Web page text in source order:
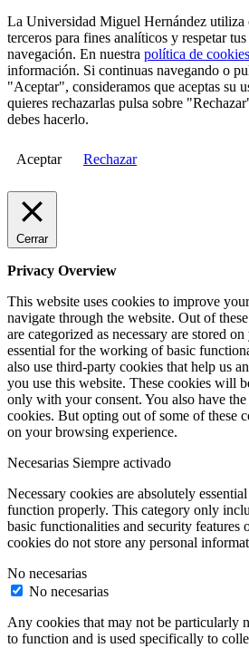
La Universidad Miguel Hernández utiliza
terceros para fines analíticos y respetar
navegación. En nuestra política de cookies
información. Si continuas navegando o
"Aceptar", consideramos que aceptas su
quieres rechazarlas pulsa sobre
debes hacerlo.
Aceptar Rechazar
Cerrar
Privacy Overview
This website uses cookies to improve
navigate through the website. Out of
are categorized as necessary are stored
essential for the working of basic
also use third-party cookies that help us
you use this website. These cookies will
only with your consent. You also have
cookies. But opting out of some of these
on your browsing experience.
Necesarias Siempre activado
Necessary cookies are absolutely
function properly. This category only
basic functionalities and security features
cookies do not store any personal
No necesarias
No necesarias
Any cookies that may not be particularly
to function and is used specifically to